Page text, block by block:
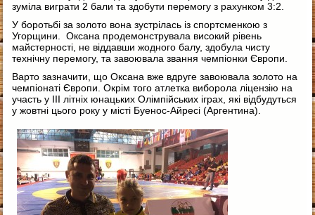
зуміла виграти 2 бали та здобути перемогу з рахунком 3:2.
У боротьбі за золото вона зустрілась із спортсменкою з
Угорщини. Оксана продемонструвала високий рівень
майстерності, не віддавши жодного балу, здобула чисту
технічну перемогу, та завоювала звання чемпіонки Європи.
Варто зазначити, що Оксана вже вдруге завоювала золото на
чемпіонаті Європи. Окрім того атлетка виборола ліцензію на
участь у ІІІ літніх юнацьких Олімпійських іграх, які відбудуться
у жовтні цього року у місті Буенос-Айресі (Аргентина).